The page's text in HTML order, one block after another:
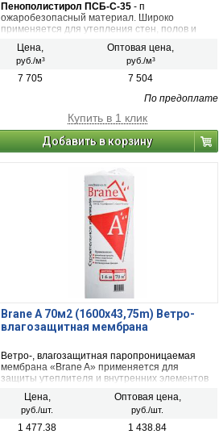
Пенополистирол ПСБ-С-35- п
ожаробезопасный материал. Широко
применяется для утепления стен, полов и
и трубопроводов.
Цена,
руб./м³
Оптовая цена,
руб./м³
7 705
7 504
По предоплате
Купить в 1 клик
Добавить в корзину
Brane А 70м2 (1600х43,75m) Ветро-
влагозащитная мембрана
Ветро-, влагозащитная паропроницаемая
мембрана «Brane A» применяется для
защиты утеплителя и внутренних элементов
зданиях всех типов.
Цена,
руб./шт.
Оптовая цена,
руб./шт.
1 477.38 1 438.84